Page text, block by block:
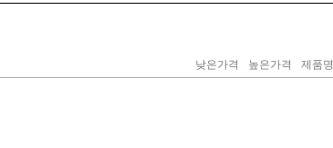
낮은가격 높은가격 제품명